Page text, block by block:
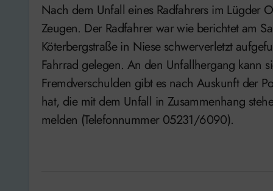
Nach dem Unfall eines Radfahrers im Lügder Ortsteil Niese sucht die Polizei weiterhin mögliche
Zeugen. Der Radfahrer war wie berichtet am
Köterbergstraße in Niese schwerverletzt
Fahrrad gelegen. An den Unfallhergang kann
Fremdverschulden gibt es nach Auskunft der
hat, die mit dem Unfall in Zusammenhang
melden (Telefonnummer 05231/6090).